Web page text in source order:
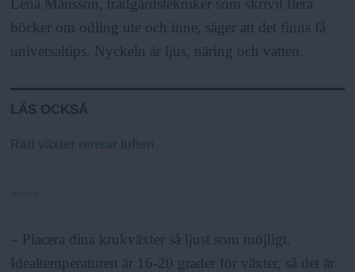
Lena Månsson, trädgårdstekniker som skrivit flera
böcker om odling ute och inne, säger att det finns få
universaltips. Nyckeln är ljus, näring och vatten.
LÄS OCKSÅ
Rätt växter rensar luften
– Placera dina krukväxter så ljust som möjligt.
Idealtemperaturen är 16-20 grader för växter, så det är